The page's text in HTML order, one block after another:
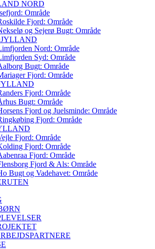
NORD
Område
Fjord: Område
og Sejerø Bugt: Område
Nord: Område
Syd: Område
Bugt: Område
Fjord: Område
Fjord: Område
Bugt: Område
Fjord og Juelsminde: Område
Fjord: Område
Fjord: Område
Fjord: Område
Fjord: Område
Fjord & Als: Område
Bugt og Vadehavet: Område